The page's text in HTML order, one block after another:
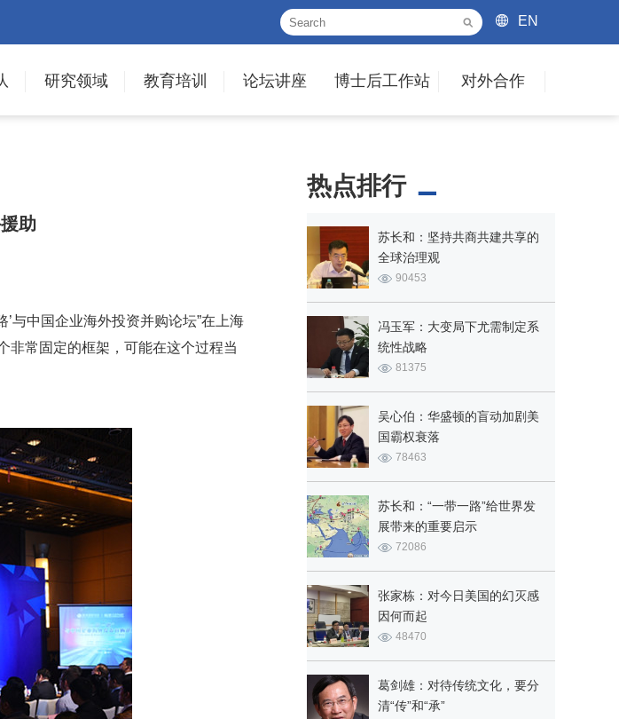
EN
研究领域 教育培训 论坛讲座 博士后工作站 对外合作
助
’与中国企业海外投资并购论坛”在上海
非常固定的框架，可能在这个过程当
热点排行
苏长和：坚持共商共建共享的
全球治理观
90453
冯玉军：大变局下尤需制定系
统性战略
81375
吴心伯：华盛顿的盲动加剧美
国霸权衰落
78463
苏长和：“一带一路”给世界发
展带来的重要启示
72086
张家栋：对今日美国的幻灭感
因何而起
48470
葛剑雄：对待传统文化，要分
清“传”和“承”